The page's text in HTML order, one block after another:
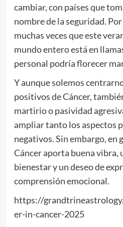
cambiar, con países que
nombre de la seguridad.
muchas veces que este
mundo entero está en
personal podría florecer
Y aunque solemos
positivos de Cáncer,
martirio o pasividad
ampliar tanto los aspectos
negativos. Sin embargo, en
Cáncer aporta buena vibra,
bienestar y un deseo de
comprensión emocional.
https://
er-in-cancer-2025